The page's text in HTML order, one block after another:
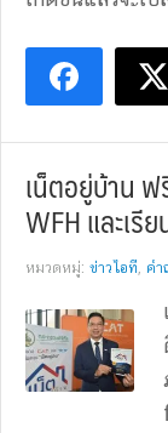
เน็ตอยู่บ้าน ฟ
WFH และเรี
หมวดหมู่: ข่าวไอที, คำ